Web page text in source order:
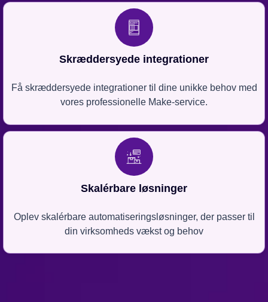
Skræddersyede integrationer
Få skræddersyede integrationer til dine unikke behov med
vores professionelle Make-service.
Skalérbare løsninger
Oplev skalérbare automatiseringsløsninger, der passer til
din virksomheds vækst og behov